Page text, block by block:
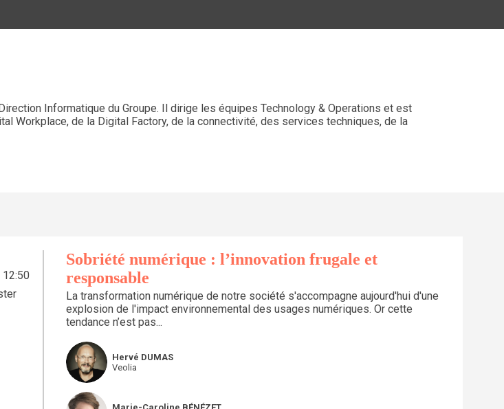
Informatique du Groupe. Il dirige les équipes Technology & Operations et est
Workplace, de la Digital Factory, de la connectivité, des services techniques, de la
12:50
Sobriété numérique : l’innovation frugale et
responsable
La transformation numérique de notre société s'accompagne aujourd'hui d'une
explosion de l'impact environnemental des usages numériques. Or cette
tendance n’est pas...
HD Hervé DUMAS
Veolia